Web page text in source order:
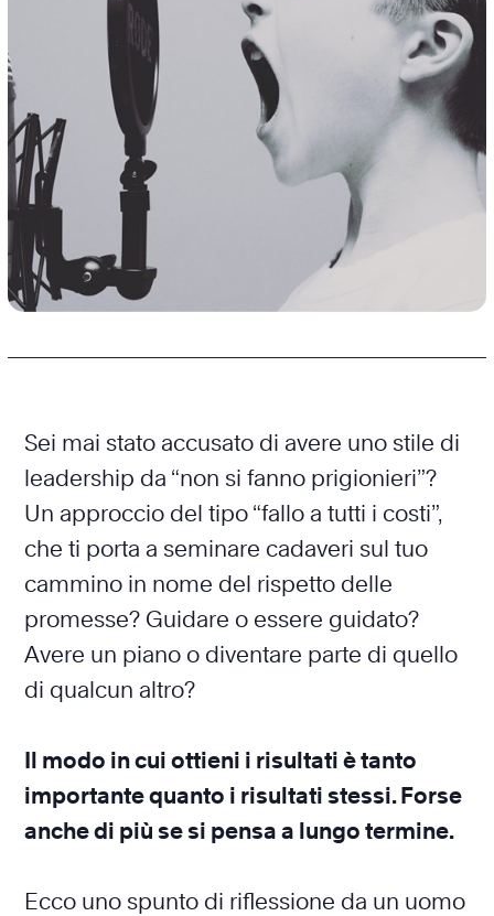
Sei mai stato accusato di avere uno stile di
leadership da “non si fanno prigionieri”?
Un approccio del tipo “fallo a tutti i costi”,
che ti porta a seminare cadaveri sul tuo
cammino in nome del rispetto delle
promesse? Guidare o essere guidato?
Avere un piano o diventare parte di quello
di qualcun altro?
Il modo in cui ottieni i risultati è tanto
importante quanto i risultati stessi. Forse
anche di più se si pensa a lungo termine.
Ecco uno spunto di riflessione da un uomo